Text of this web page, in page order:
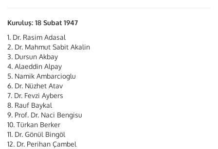
Kuruluş: 18 Subat 1947
1. Dr. Rasim Adasal
2. Dr. Mahmut Sabit Akalin
3. Dursun Akbay
4. Alaeddin Alpay
5. Namik Ambarcioglu
6. Dr. Nüzhet Atav
7. Dr. Fevzi Aybers
8. Rauf Baykal
9. Prof. Dr. Naci Bengisu
10. Türkan Berker
11. Dr. Gönül Bingöl
12. Dr. Perihan Çambel